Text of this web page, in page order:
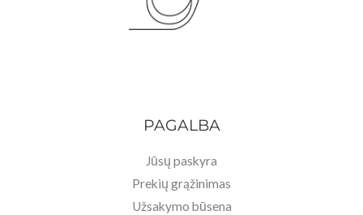
PAGALBA
Jūsų paskyra
Prekių grąžinimas
Užsakymo būsena